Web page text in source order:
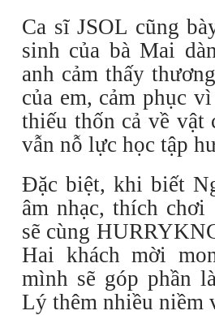
Ca sĩ JSOL cũng
sinh của bà Mai
anh cảm thấy
của em, cảm phục
thiếu thốn cả về vật
vẫn nỗ lực học tập
Đặc biệt, khi biết
âm nhạc, thích
sẽ cùng
Hai khách mời
mình sẽ góp phần
Lý thêm nhiều niềm